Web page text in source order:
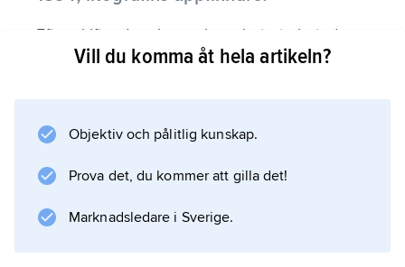
Efter skiftande yrkesverksamhet utarbetade
Alois Senefelder 1796–98 det kemiska
under ständiga privilegiestrider sina
samtidigt som han utövade pedagogisk
verksamhet i München. Sina rön
presenterade Senefelder så sent som 1818 i
Vill du komma åt hela artikeln?
Objektiv och pålitlig kunskap.
Prova det, du kommer att gilla det!
Marknadsledare i Sverige.